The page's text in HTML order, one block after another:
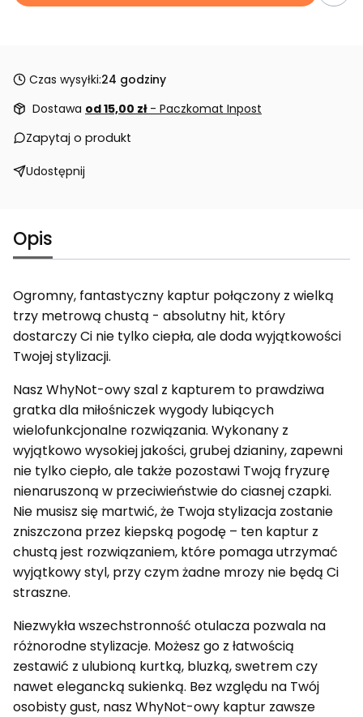
Czas wysyłki:24 godziny
Dostawa od 15,00 zł - Paczkomat Inpost
Zapytaj o produkt
Udostępnij
Opis
Ogromny, fantastyczny kaptur połączony z wielką
trzy metrową chustą - absolutny hit, który
dostarczy Ci nie tylko ciepła, ale doda wyjątkowości
Twojej stylizacji.
Nasz WhyNot-owy szal z kapturem to prawdziwa
gratka dla miłośniczek wygody lubiących
wielofunkcjonalne rozwiązania. Wykonany z
wyjątkowo wysokiej jakości, grubej dzianiny, zapewni
nie tylko ciepło, ale także pozostawi Twoją fryzurę
nienaruszoną w przeciwieństwie do ciasnej czapki.
Nie musisz się martwić, że Twoja stylizacja zostanie
zniszczona przez kiepską pogodę – ten kaptur z
chustą jest rozwiązaniem, które pomaga utrzymać
wyjątkowy styl, przy czym żadne mrozy nie będą Ci
straszne.
Niezwykła wszechstronność otulacza pozwala na
różnorodne stylizacje. Możesz go z łatwością
zestawić z ulubioną kurtką, bluzką, swetrem czy
nawet elegancką sukienką. Bez względu na Twój
osobisty gust, nasz WhyNot-owy kaptur zawsze